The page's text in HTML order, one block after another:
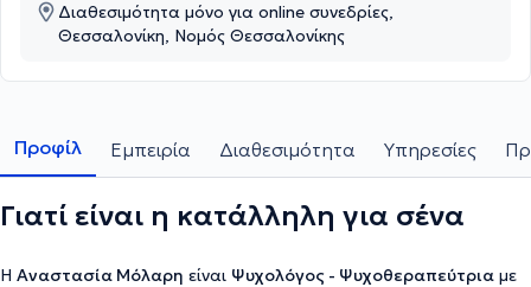
Διαθεσιμότητα μόνο για online συνεδρίες,
Θεσσαλονίκη, Νομός Θεσσαλονίκης
Προφίλ Εμπειρία Διαθεσιμότητα Υπηρεσίες
Γιατί είναι η κατάλληλη για σένα
Η Αναστασία Μόλαρη είναι Ψυχολόγος - Ψυχοθεραπεύτρια με